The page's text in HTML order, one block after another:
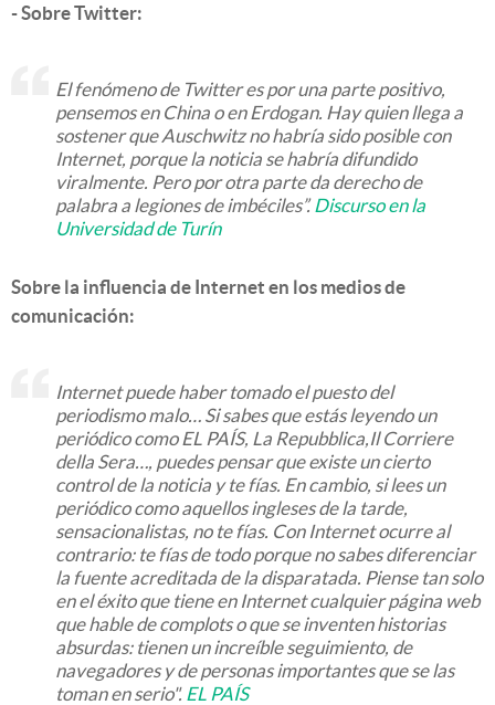
- Sobre Twitter:
El fenómeno de Twitter es por una parte positivo,
pensemos en China o en Erdogan. Hay quien llega a
sostener que Auschwitz no habría sido posible con
Internet, porque la noticia se habría difundido
viralmente. Pero por otra parte da derecho de
palabra a legiones de imbéciles”. Discurso en la
Universidad de Turín
Sobre la influencia de Internet en los medios de
comunicación:
Internet puede haber tomado el puesto del
periodismo malo… Si sabes que estás leyendo un
periódico como EL PAÍS, La Repubblica Il Corriere
della Sera …, puedes pensar que existe un cierto
control de la noticia y te fías. En cambio, si lees un
periódico como aquellos ingleses de la tarde,
sensacionalistas, no te fías. Con Internet ocurre al
contrario: te fías de todo porque no sabes diferenciar
la fuente acreditada de la disparatada. Piense tan solo
en el éxito que tiene en Internet cualquier página web
que hable de complots o que se inventen historias
absurdas: tienen un increíble seguimiento, de
navegadores y de personas importantes que se las
toman en serio". EL PAÍS